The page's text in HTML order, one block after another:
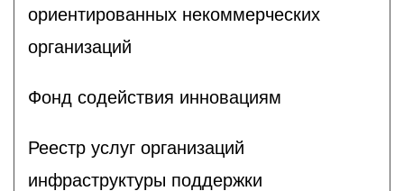
ориентированных некоммерческих
организаций
Фонд содействия инновациям
Реестр услуг организаций
инфраструктуры поддержки